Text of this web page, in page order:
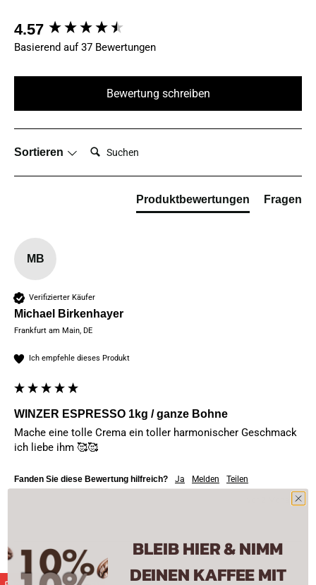
4.57
Basierend auf 37 Bewertungen
Bewertung schreiben
Sortieren Suchen:
Produktbewertungen Fragen
MB
Verifizierter Käufer
Michael Birkenhayer
Frankfurt am Main, DE
Ich empfehle dieses Produkt
WINZER ESPRESSO 1kg / ganze Bohne
Mache eine tolle Crema ein toller harmonischer Geschmack
ich liebe ihm 🥰🥰
Fanden Sie diese Bewertung hilfreich? Ja Melden Teilen
vor 2 Monaten
New content loaded
BLEIB HIER & NIMM
DEINEN KAFFEE MIT